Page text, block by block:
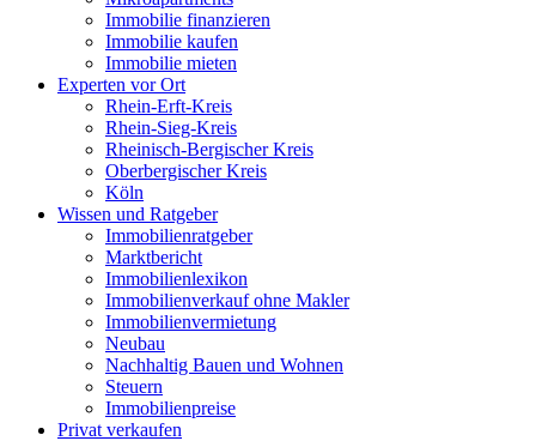
Immobilie finanzieren
Immobilie kaufen
Immobilie mieten
Experten vor Ort
Rhein-Erft-Kreis
Rhein-Sieg-Kreis
Rheinisch-Bergischer Kreis
Oberbergischer Kreis
Köln
Wissen und Ratgeber
Immobilienratgeber
Marktbericht
Immobilienlexikon
Immobilienverkauf ohne Makler
Immobilienvermietung
Neubau
Nachhaltig Bauen und Wohnen
Steuern
Immobilienpreise
Privat verkaufen